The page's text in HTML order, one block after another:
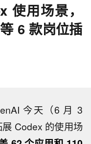
使用场景，
6 款岗位插
今天（6 月 3
Codex 的使用场